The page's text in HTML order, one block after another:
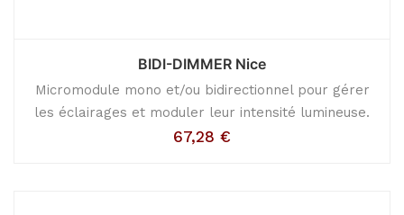
BIDI-DIMMER Nice
Micromodule mono et/ou bidirectionnel pour gérer
les éclairages et moduler leur intensité lumineuse.
67,28 €